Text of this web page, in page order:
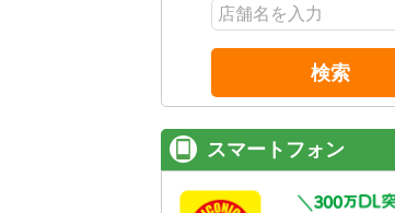
検索
スマートフォン